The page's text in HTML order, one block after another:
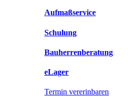
Aufmaßservice
Schulung
Bauherrenberatung
eLager
Termin vererinbaren